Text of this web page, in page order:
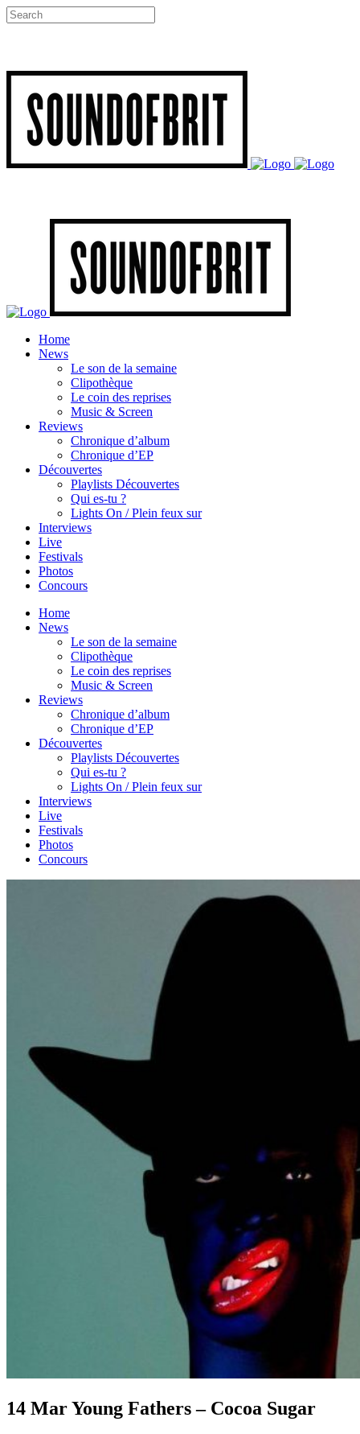
Home
News
Le son de la semaine
Clipothèque
Le coin des reprises
Music & Screen
Reviews
Chronique d’album
Chronique d’EP
Découvertes
Playlists Découvertes
Qui es-tu ?
Lights On / Plein feux sur
Interviews
Live
Festivals
Photos
Concours
Home
News
Le son de la semaine
Clipothèque
Le coin des reprises
Music & Screen
Reviews
Chronique d’album
Chronique d’EP
Découvertes
Playlists Découvertes
Qui es-tu ?
Lights On / Plein feux sur
Interviews
Live
Festivals
Photos
Concours
14 MarYoung Fathers – Cocoa Sugar